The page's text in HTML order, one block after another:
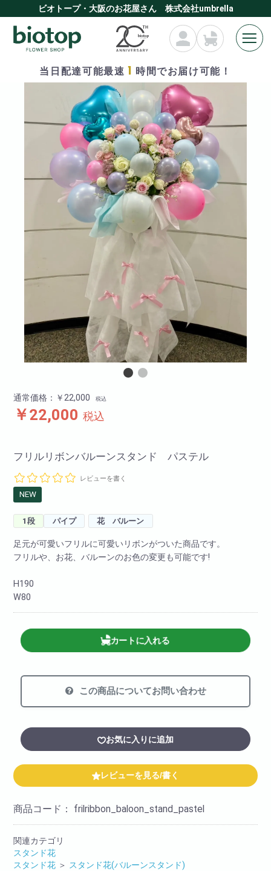
ビオトープ・大阪のお花屋さん 株式会社umbrella
当日配達可能最速 1 時間でお届け可能！
通常価格：￥22,000 税込
￥22,000 税込
フリルリボンバルーンスタンド パステル
レビューを書く
NEW
1段 パイプ 花 バルーン
足元が可愛いフリルに可愛いリボンがついた商品です。
フリルや、お花、バルーンのお色の変更も可能です!
H190
W80
カートに入れる
この商品についてお問い合わせ
お気に入りに追加
レビューを見る/書く
商品コード： frilribbon_baloon_stand_pastel
関連カテゴリ
スタンド花
スタンド花 ＞ スタンド花(バルーンスタンド)